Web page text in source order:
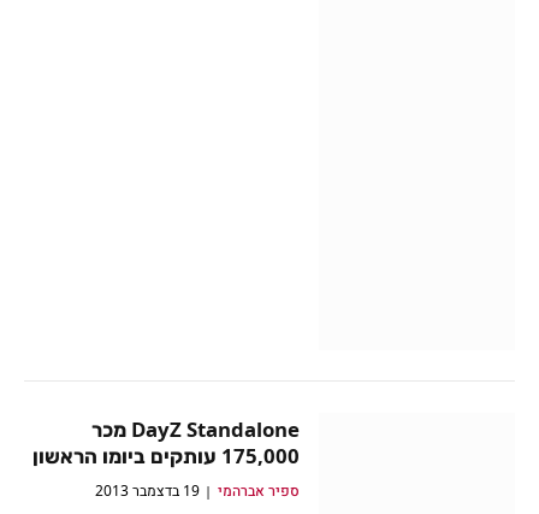
DayZ Standalone מכר
175,000 עותקים ביומו הראשון
ספיר אברהמי 19 בדצמבר 2013